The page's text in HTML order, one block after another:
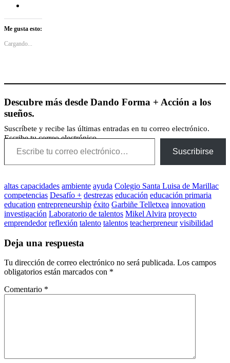
Me gusta esto:
Cargando...
Descubre más desde Dando Forma + Acción a los
sueños.
Suscríbete y recibe las últimas entradas en tu correo electrónico.
Escribe tu correo electrónico…
Suscribirse
altas capacidades ambiente ayuda Colegio Santa Luisa de Marillac
competencias Desafío + destrezas educación educación primaria
education entrepreneurship éxito Garbiñe Telletxea innovation
investigación Laboratorio de talentos Mikel Alvira proyecto
emprendedor reflexión talento talentos teacherpreneur visibilidad
Deja una respuesta
Tu dirección de correo electrónico no será publicada. Los campos
obligatorios están marcados con *
Comentario *